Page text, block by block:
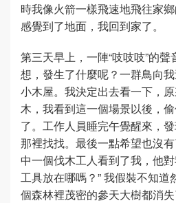
時我像火箭一樣飛速地飛往家
感覺到了地面，我回到家了。
第三天早上，一陣“吱吱吱”的
想，發生了什麼呢？一群鳥向
小木屋。我決定出去看一下，
木，我看到這一個場景以後，
了。工作人員睡完午覺醒來，
那裡找找。最後一點希望也沒
中一個伐木工人看到了我，他
工具放在哪嗎？” 我假裝不知
個森林裡茂密的參天大樹都消